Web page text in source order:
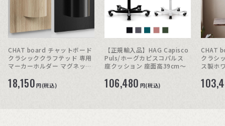
CHAT board チャットボード
クラシッククラフテッド 専用
マーカーホルダー マグネット
18,150 円(税込)
【正規輸入品】HAG Capisco
Puls/ホーグカピスコパルス
座クッション 座面高39cm〜
106,480 円(税込)
CHAT
クラシ
ス製ホ